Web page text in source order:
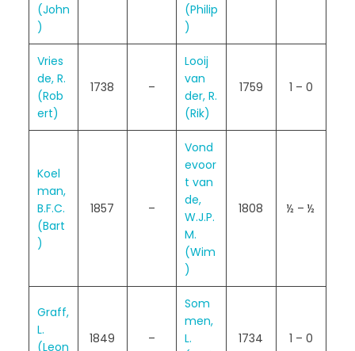
(John
)
(Philip
)
Vries
de, R.
(Rob
ert)
1738 –
Looij
van
der, R.
(Rik)
1759 1 – 0
Koel
man,
B.F.C.
(Bart
)
1857 –
Vond
evoor
t van
de,
W.J.P.
M.
(Wim
)
1808 ½ – ½
Graff,
L.
(Leon
1849 –
Som
men,
L.
1734 1 – 0